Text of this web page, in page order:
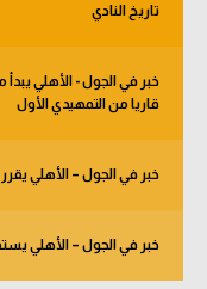
تاريخ النادي
قاريا من التمهيدي الأول
خبر في الجول – الأهلي
خبر في الجول – الأهلي